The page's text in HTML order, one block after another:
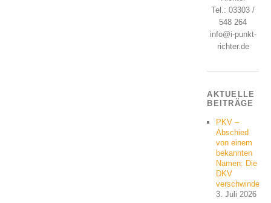
Tel.: 03303 /
548 264
info@i-punkt-
richter.de
AKTUELLE
BEITRÄGE
PKV –
Abschied
von einem
bekannten
Namen: Die
DKV
verschwindet
3. Juli 2026